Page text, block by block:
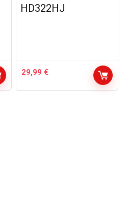
HD322HJ
29,99 €